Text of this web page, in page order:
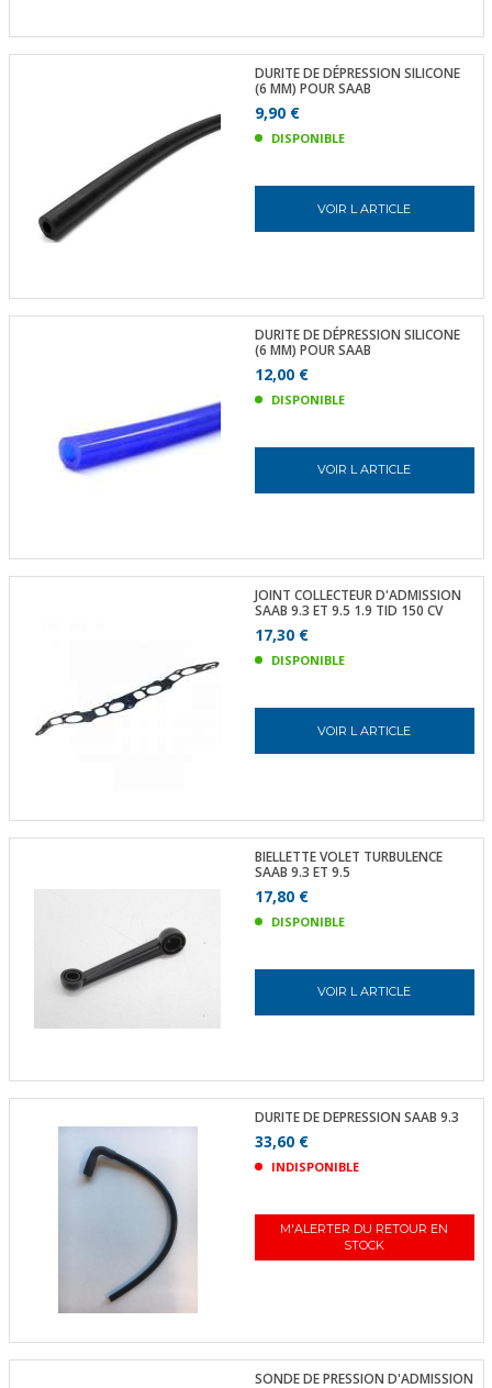
DURITE DE DÉPRESSION SILICONE
(6 MM) POUR SAAB
9,90 €
DISPONIBLE
VOIR L ARTICLE
DURITE DE DÉPRESSION SILICONE
(6 MM) POUR SAAB
12,00 €
DISPONIBLE
VOIR L ARTICLE
JOINT COLLECTEUR D'ADMISSION
SAAB 9.3 ET 9.5 1.9 TID 150 CV
17,30 €
DISPONIBLE
VOIR L ARTICLE
BIELLETTE VOLET TURBULENCE
SAAB 9.3 ET 9.5
17,80 €
DISPONIBLE
VOIR L ARTICLE
DURITE DE DEPRESSION SAAB 9.3
33,60 €
INDISPONIBLE
M'ALERTER DU RETOUR EN
STOCK
SONDE DE PRESSION D'ADMISSION